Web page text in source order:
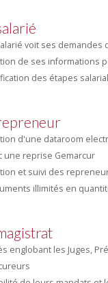
voit ses demandes
de ses informations
des étapes
d'une dataroom
une reprise Gemarcur
et suivi des
illimités en
englobant les Juges,